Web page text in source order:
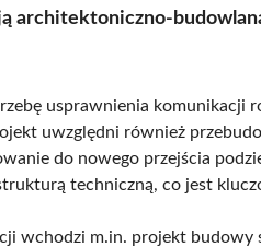
architektoniczno-
usprawnienia komunikacji
uwzględni również
do nowego przejścia
techniczną, co jest
wchodzi m.in. projekt budowy